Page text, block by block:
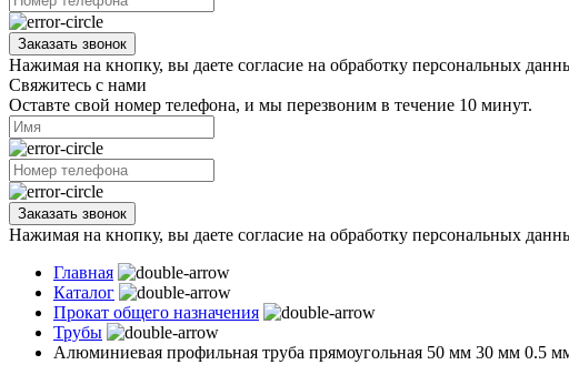
Заказать звонок
Нажимая на кнопку, вы даете согласие на обработку персональных
Свяжитесь с нами
Оставте свой номер телефона, и мы перезвоним в течение 10 минут.
Заказать звонок
Нажимая на кнопку, вы даете согласие на обработку персональных
Главная
Каталог
Прокат общего назначения
Трубы
Алюминиевая профильная труба прямоугольная 50 мм 30 мм